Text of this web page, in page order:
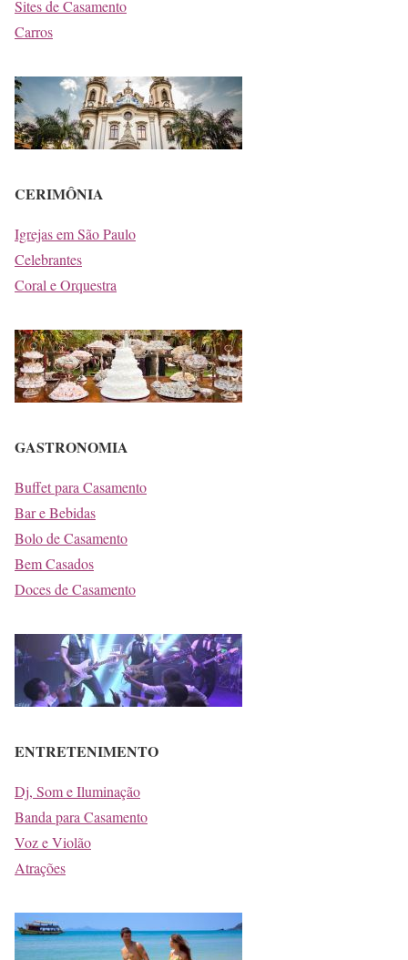
Sites de Casamento
Carros
CERIMÔNIA
Igrejas em São Paulo
Celebrantes
Coral e Orquestra
GASTRONOMIA
Buffet para Casamento
Bar e Bebidas
Bolo de Casamento
Bem Casados
Doces de Casamento
ENTRETENIMENTO
Dj, Som e Iluminação
Banda para Casamento
Voz e Violão
Atrações